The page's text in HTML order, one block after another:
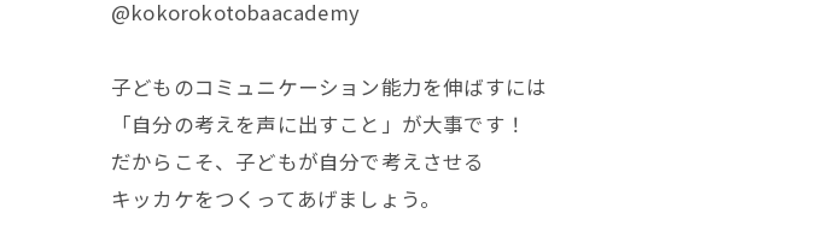
@kokorokotobaacademy
子どものコミュニケーション能力を伸ばすには
「自分の考えを声に出すこと」が大事です！
だからこそ、子どもが自分で考えさせる
キッカケをつくってあげましょう。